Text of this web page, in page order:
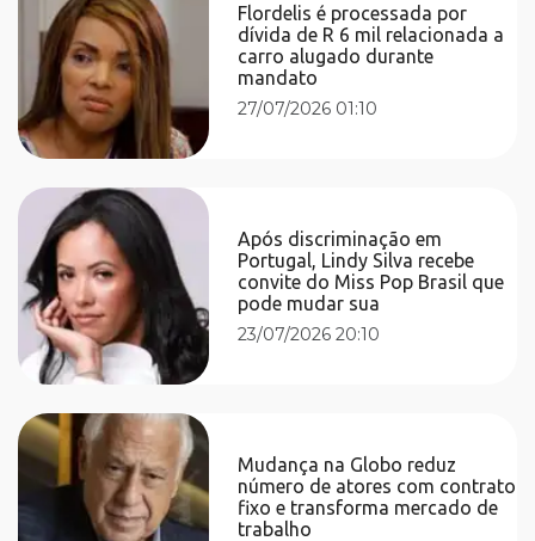
Flordelis é processada por
dívida de R 6 mil relacionada a
carro alugado durante
mandato
27/07/2026 01:10
Após discriminação em
Portugal, Lindy Silva recebe
convite do Miss Pop Brasil que
pode mudar sua
23/07/2026 20:10
Mudança na Globo reduz
número de atores com contrato
fixo e transforma mercado de
trabalho